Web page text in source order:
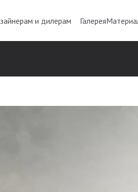
и дилерам Галерея